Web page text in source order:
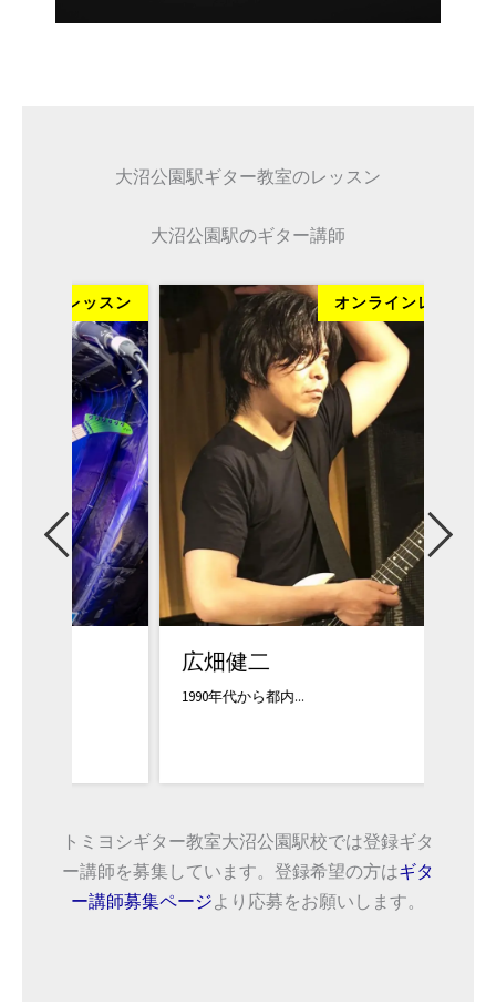
大沼公園駅ギター教室のレッスン
大沼公園駅のギター講師
オンラインレッスン
広畑健二
1990年代から都内...
トミヨシギター教室大沼公園駅校では登録ギタ
ー講師を募集しています。登録希望の方はギタ
ー講師募集ページより応募をお願いします。